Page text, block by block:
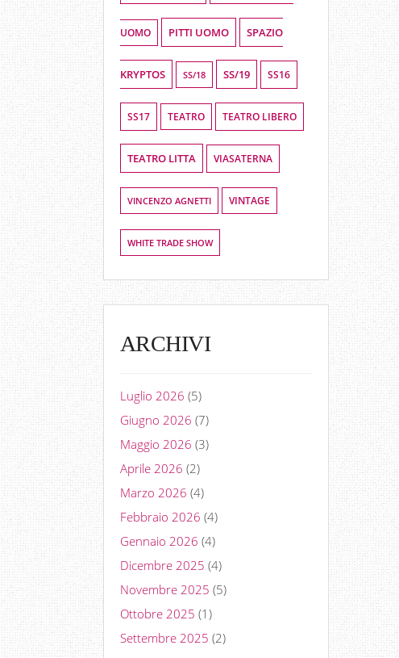
UOMO PITTI UOMO SPAZIO
KRYPTOS SS/18 SS/19 SS16
SS17 TEATRO TEATRO LIBERO
TEATRO LITTA VIASATERNA
VINCENZO AGNETTI VINTAGE
WHITE TRADE SHOW
ARCHIVI
Luglio 2026 (5)
Giugno 2026 (7)
Maggio 2026 (3)
Aprile 2026 (2)
Marzo 2026 (4)
Febbraio 2026 (4)
Gennaio 2026 (4)
Dicembre 2025 (4)
Novembre 2025 (5)
Ottobre 2025 (1)
Settembre 2025 (2)